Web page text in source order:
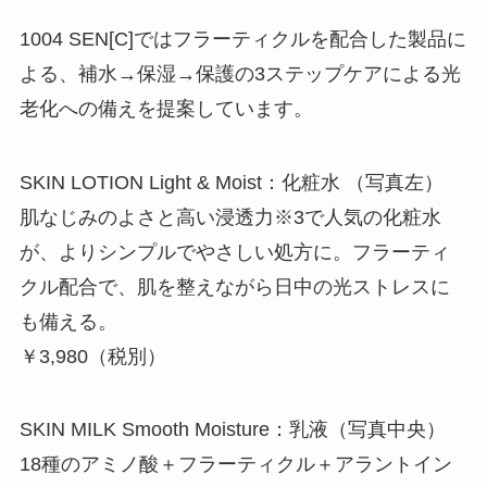
1004 SEN[C]ではフラーティクルを配合した製品に
よる、補水→保湿→保護の3ステップケアによる光
老化への備えを提案しています。
SKIN LOTION Light & Moist：化粧水 （写真左）
肌なじみのよさと高い浸透力※3で人気の化粧水
が、よりシンプルでやさしい処方に。フラーティ
クル配合で、肌を整えながら日中の光ストレスに
も備える。
￥3,980（税別）
SKIN MILK Smooth Moisture：乳液（写真中央）
18種のアミノ酸＋フラーティクル＋アラントイン